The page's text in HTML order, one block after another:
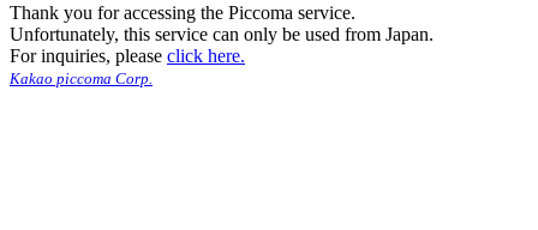
Thank you for accessing the Piccoma service.
Unfortunately, this service can only be used from Japan.
For inquiries, please click here.
Kakao piccoma Corp.